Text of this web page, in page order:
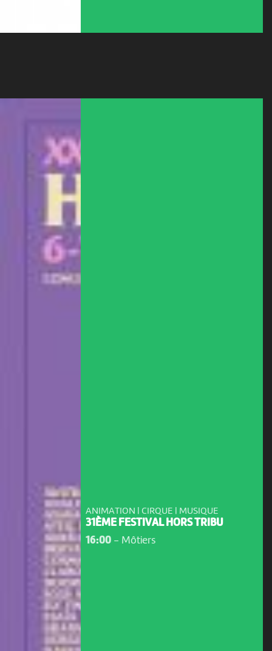
ANIMATION | CIRQUE | MUSIQUE
31ÈME FESTIVAL HORS TRIBU
16:00- Môtiers